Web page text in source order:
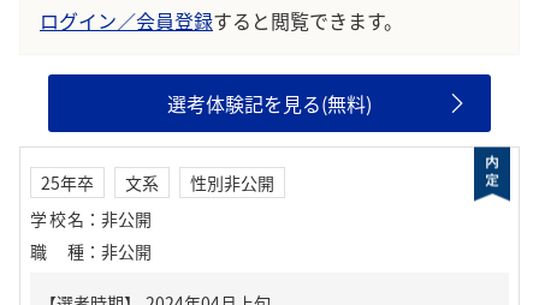
ログイン／会員登録すると閲覧できます。
選考体験記を見る(無料)
25年卒 文系
性別非公開
学校名 ： 非公開
職種 ： 非公開